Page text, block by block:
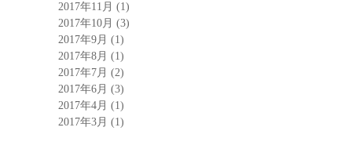
2017年11月 (1)
2017年10月 (3)
2017年9月 (1)
2017年8月 (1)
2017年7月 (2)
2017年6月 (3)
2017年4月 (1)
2017年3月 (1)